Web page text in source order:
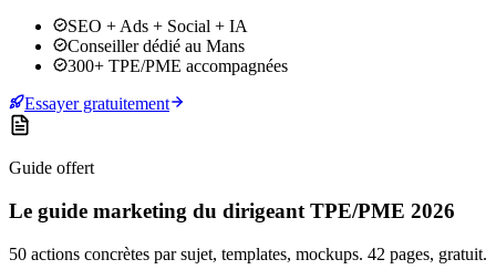
SEO + Ads + Social + IA
Conseiller dédié au Mans
300+ TPE/PME accompagnées
Essayer gratuitement
Guide offert
Le guide marketing du dirigeant TPE/PME 2026
50 actions concrètes par sujet, templates, mockups. 42 pages, gratuit.